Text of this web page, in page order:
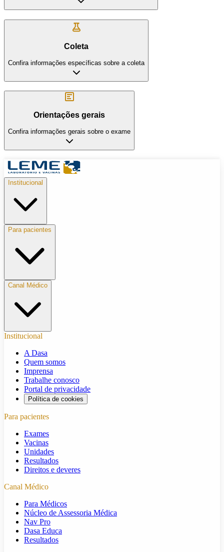
Coleta
Confira informações específicas sobre a coleta
Orientações gerais
Confira informações gerais sobre o exame
Institucional
Para pacientes
Canal Médico
Institucional
A Dasa
Quem somos
Imprensa
Trabalhe conosco
Portal de privacidade
Política de cookies
Para pacientes
Exames
Vacinas
Unidades
Resultados
Direitos e deveres
Canal Médico
Para Médicos
Núcleo de Assessoria Médica
Nav Pro
Dasa Educa
Resultados